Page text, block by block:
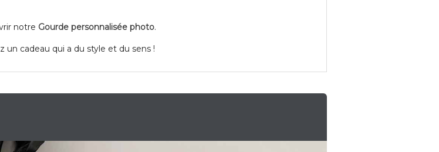
notre Gourde personnalisée photo.
un cadeau qui a du style et du sens !